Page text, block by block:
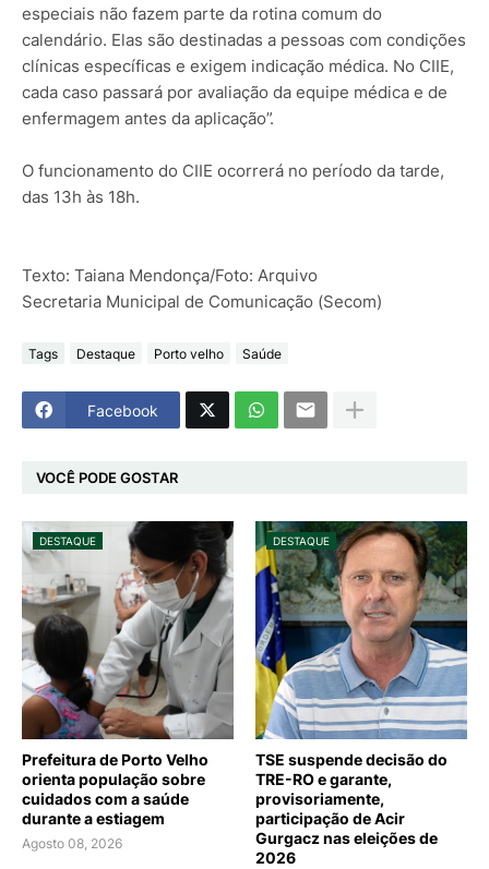
especiais não fazem parte da rotina comum do
calendário. Elas são destinadas a pessoas com condições
clínicas específicas e exigem indicação médica. No CIIE,
cada caso passará por avaliação da equipe médica e de
enfermagem antes da aplicação”.
O funcionamento do CIIE ocorrerá no período da tarde,
das 13h às 18h.
Texto: Taiana Mendonça/Foto: Arquivo
Secretaria Municipal de Comunicação (Secom)
Tags Destaque Porto velho Saúde
Facebook
VOCÊ PODE GOSTAR
DESTAQUE
Prefeitura de Porto Velho
orienta população sobre
cuidados com a saúde
durante a estiagem
Agosto 08, 2026
DESTAQUE
TSE suspende decisão do
TRE-RO e garante,
provisoriamente,
participação de Acir
Gurgacz nas eleições de
2026